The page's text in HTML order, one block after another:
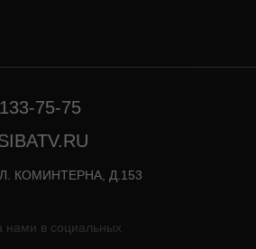
75-75
КОМИНТЕРНА, Д.153
нами в социальных